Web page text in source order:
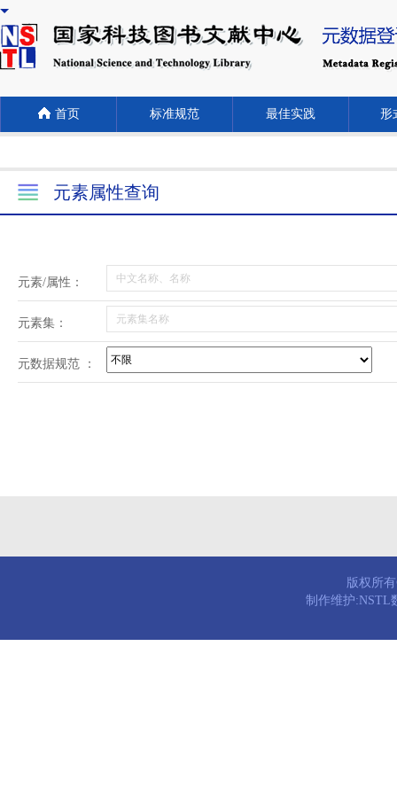
首页 标准规范 最佳实践 形
元素属性查询
元素/属性：
元素集：
元数据规范 ：
版权所
制作维护:NSTL